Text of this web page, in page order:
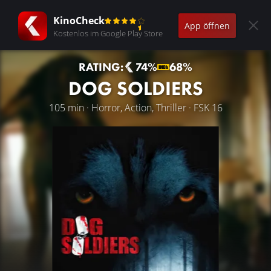
KinoCheck
Kostenlos im Google Play Store
App öffnen
RATING: 74% 68%
DOG SOLDIERS
105 min · Horror, Action, Thriller · FSK 16